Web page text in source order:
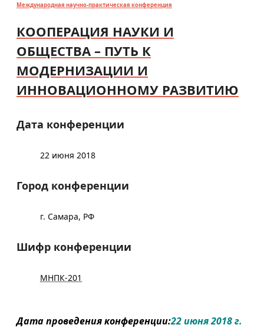
Международная научно-практическая конференция
КООПЕРАЦИЯ НАУКИ И
ОБЩЕСТВА – ПУТЬ К
МОДЕРНИЗАЦИИ И
ИННОВАЦИОННОМУ РАЗВИТИЮ
Дата конференции
22 июня 2018
Город конференции
г. Самара, РФ
Шифр конференции
МНПК-201
Дата проведения конференции:22 июня 2018 г.